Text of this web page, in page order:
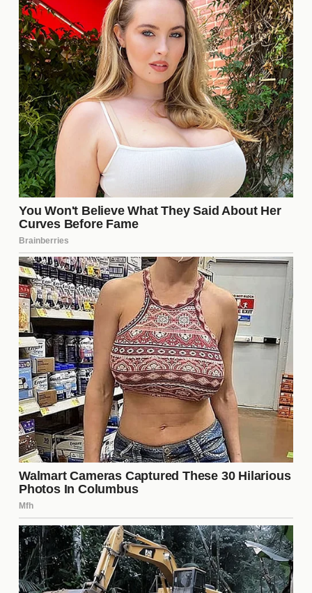
suave, un tónico que equilibre el pH y una crema
hidratante adecuada. Además, no olvides aplicar
protector solar diariamente para proteger tu piel de
los daños solares. Considera productos con
ingredientes activos como ácido hialurónico o
vitamina C, que pueden ayudar a mejorar la textura
y luminosidad de la piel.
¿Cómo puedo mejorar mi
confianza en mí misma?
Mejorar laconfianzaen ti misma es un proceso
que puede llevar tiempo. Una forma efectiva es
practicarafirmaciones positivasa diario, que te
ayuden a cambiar tu diálogo interno. Además,
rodearte de personas que te apoyen y te valoren es
fundamental. También puedes establecer pequeñas
metas y cumplirlas, lo que te dará un sentido de
logro y aumentará tu autoestima.
¿Es necesario usar maquillaje
todos los días?
No es necesario usar maquillajetodos los días
para verte bien. La clave está en sentirte cómoda
con tu apariencia natural. Si decides usar
maquillaje, opta por productos ligeros que realcen
tus rasgos sin ocultar tu belleza natural. Recuerda
que la confianza y el cuidado personal son más
importantes que cualquier producto cosmético.